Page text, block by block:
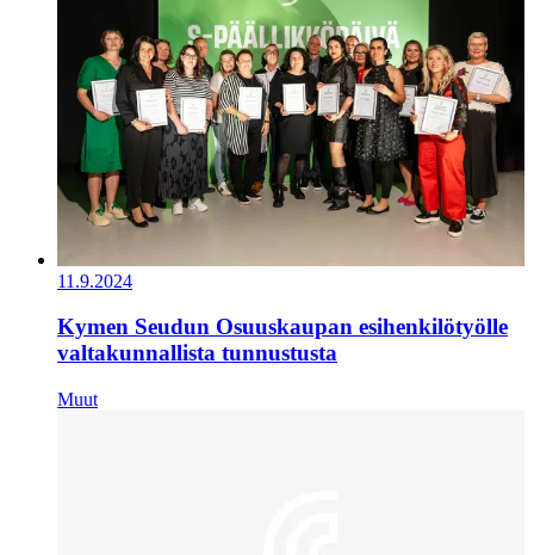
11.9.2024
Kymen Seudun Osuuskaupan esihenkilötyölle
valtakunnallista tunnustusta
Muut